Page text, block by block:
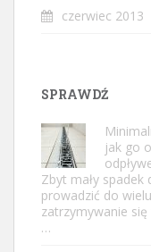
czerwiec 2013
SPRAWDŹ
jak go
Zbyt mały
prowadzić do
zatrzymywanie
…